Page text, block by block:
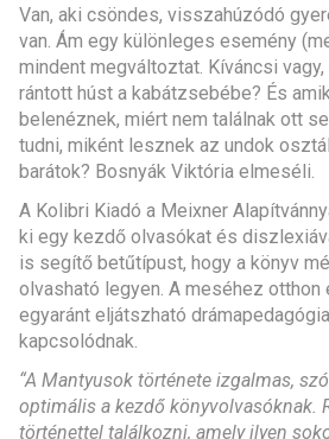
Van, aki csöndes, visszahúzódó
van. Ám egy különleges esemény
mindent megváltoztat. Kíváncsi
rántott húst a kabátzsebébe? És
belenéznek, miért nem találnak ott
tudni, miként lesznek az undok
barátok? Bosnyák Viktória elmeséli.
A Kolibri Kiadó a Meixner
ki egy kezdő olvasókat és
is segítő betűtípust, hogy a könyv
olvasható legyen. A meséhez otthon
egyaránt eljátszható
kapcsolódnak.
“A Mantyusok története izgalmas,
optimális a kezdő könyvolvasóknak.
történettel találkozni, amely ilyen